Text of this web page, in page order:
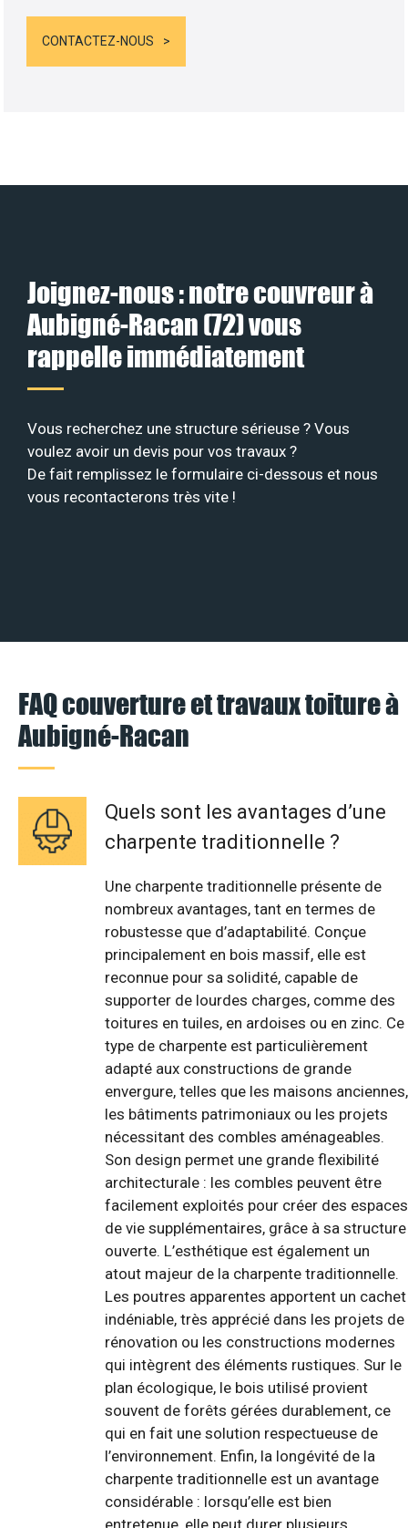
CONTACTEZ-NOUS
Joignez-nous : notre couvreur à
Aubigné-Racan (72) vous
rappelle immédiatement
Vous recherchez une structure sérieuse ? Vous
voulez avoir un devis pour vos travaux ?
De fait remplissez le formulaire ci-dessous et nous
vous recontacterons très vite !
FAQ couverture et travaux toiture à
Aubigné-Racan
Quels sont les avantages d’une
charpente traditionnelle ?
Une charpente traditionnelle présente de
nombreux avantages, tant en termes de
robustesse que d’adaptabilité. Conçue
principalement en bois massif, elle est
reconnue pour sa solidité, capable de
supporter de lourdes charges, comme des
toitures en tuiles, en ardoises ou en zinc. Ce
type de charpente est particulièrement
adapté aux constructions de grande
envergure, telles que les maisons anciennes,
les bâtiments patrimoniaux ou les projets
nécessitant des combles aménageables.
Son design permet une grande flexibilité
architecturale : les combles peuvent être
facilement exploités pour créer des espaces
de vie supplémentaires, grâce à sa structure
ouverte. L’esthétique est également un
atout majeur de la charpente traditionnelle.
Les poutres apparentes apportent un cachet
indéniable, très apprécié dans les projets de
rénovation ou les constructions modernes
qui intègrent des éléments rustiques. Sur le
plan écologique, le bois utilisé provient
souvent de forêts gérées durablement, ce
qui en fait une solution respectueuse de
l’environnement. Enfin, la longévité de la
charpente traditionnelle est un avantage
considérable : lorsqu’elle est bien
entretenue, elle peut durer plusieurs